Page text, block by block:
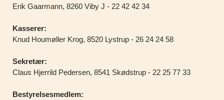
Erik Gaarmann, 8260 Viby J - 22 42 42 34
Kasserer:
Knud Houmøller Krog, 8520 Lystrup - 26 24 24 58‬
Sekretær:
Claus Hjerrild Pedersen, 8541 Skødstrup - 22 25 77 33
Bestyrelsesmedlem: